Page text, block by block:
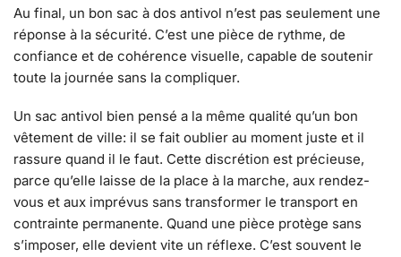
Au final, un bon sac à dos antivol n’est pas seulement une
réponse à la sécurité. C’est une pièce de rythme, de
confiance et de cohérence visuelle, capable de soutenir
toute la journée sans la compliquer.
Un sac antivol bien pensé a la même qualité qu’un bon
vêtement de ville: il se fait oublier au moment juste et il
rassure quand il le faut. Cette discrétion est précieuse,
parce qu’elle laisse de la place à la marche, aux rendez-
vous et aux imprévus sans transformer le transport en
contrainte permanente. Quand une pièce protège sans
s’imposer, elle devient vite un réflexe. C’est souvent le